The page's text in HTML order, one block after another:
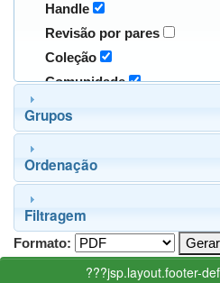
Handle
Revisão por pares
Coleção
Comunidade
Grupos
Ordenação
Filtragem
Formato:
???jsp.layout.footer-